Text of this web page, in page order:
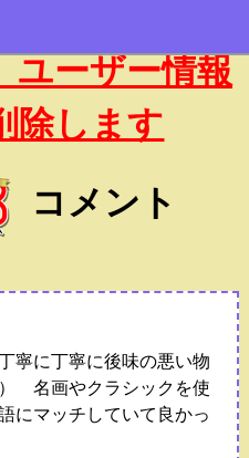
ユーザー情報
除します
コメント
寧に丁寧に後味の悪い物
名画やクラシックを使
にマッチしていて良かっ